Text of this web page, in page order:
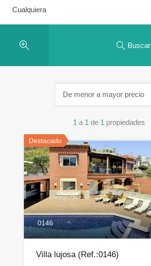
Cualquiera
Buscar
1 a 1 de 1 propiedades
De menor a mayor precio
Destacado
0146
Villa lujosa (Ref.:0146)